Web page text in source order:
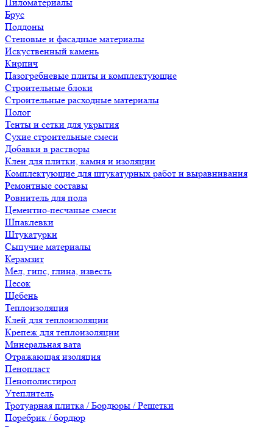
Брус
Поддоны
Стеновые и фасадные материалы
Искуственный камень
Кирпич
Пазогребневые плиты и комплектующие
Строительные блоки
Строительные расходные материалы
Полог
Тенты и сетки для укрытия
Сухие строительные смеси
Добавки в растворы
Клеи для плитки, камня и изоляции
Комплектующие для штукатурных работ и выравнивания
Ремонтные составы
Ровнитель для пола
Цементно-песчаные смеси
Шпаклевки
Штукатурки
Сыпучие материалы
Керамзит
Мел, гипс, глина, известь
Песок
Щебень
Теплоизоляция
Клей для теплоизоляции
Крепеж для теплоизоляции
Минеральная вата
Отражающая изоляция
Пенопласт
Пенополистирол
Утеплитель
Тротуарная плитка / Бордюры / Решетки
Поребрик / бордюр